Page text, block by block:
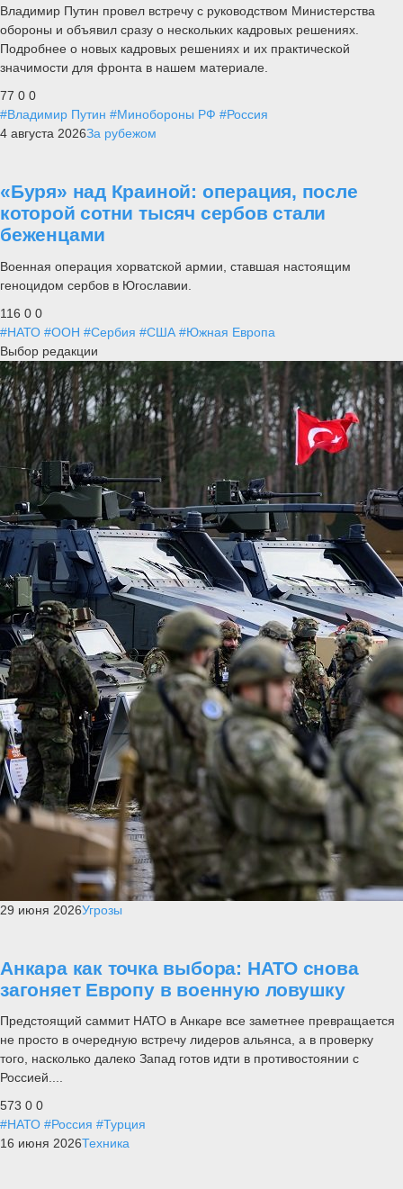
Владимир Путин провел встречу с руководством Министерства
обороны и объявил сразу о нескольких кадровых решениях.
Подробнее о новых кадровых решениях и их практической
значимости для фронта в нашем материале.
77 0 0
#Владимир Путин #Минобороны РФ #Россия
4 августа 2026За рубежом
«Буря» над Краиной: операция, после
которой сотни тысяч сербов стали
беженцами
Военная операция хорватской армии, ставшая настоящим
геноцидом сербов в Югославии.
116 0 0
#НАТО #ООН #Сербия #США #Южная Европа
Выбор редакции
29 июня 2026Угрозы
Анкара как точка выбора: НАТО снова
загоняет Европу в военную ловушку
Предстоящий саммит НАТО в Анкаре все заметнее превращается
не просто в очередную встречу лидеров альянса, а в проверку
того, насколько далеко Запад готов идти в противостоянии с
Россией....
573 0 0
#НАТО #Россия #Турция
16 июня 2026Техника